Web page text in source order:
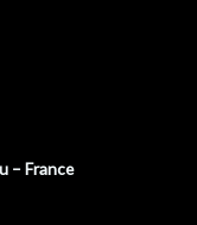
– France